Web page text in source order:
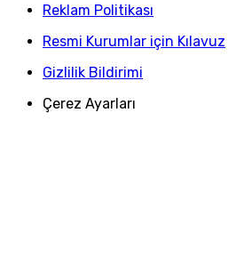
Reklam Politikası
Resmi Kurumlar için Kılavuz
Gizlilik Bildirimi
Çerez Ayarları